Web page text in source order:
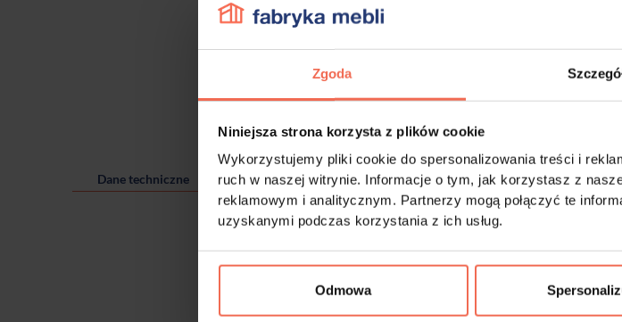
Zgoda
Niniejsza strona korzysta z plików cookie
Wykorzystujemy pliki cookie do spersonalizowania treści i
ruch w naszej witrynie. Informacje o tym, jak korzystasz z
reklamowym i analitycznym. Partnerzy mogą połączyć te
uzyskanymi podczas korzystania z ich usług.
Odmowa
Dane techniczne